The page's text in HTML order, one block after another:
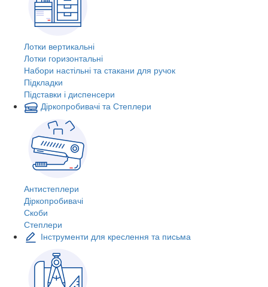
Лотки вертикальні
Лотки горизонтальні
Набори настільні та стакани для ручок
Підкладки
Підставки і диспенсери
Діркопробивачі та Степлери
Антистеплери
Діркопробивачі
Скоби
Степлери
Інструменти для креслення та письма